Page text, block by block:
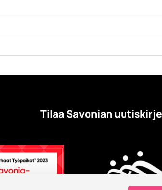
Tilaa Savonian uutiskirje